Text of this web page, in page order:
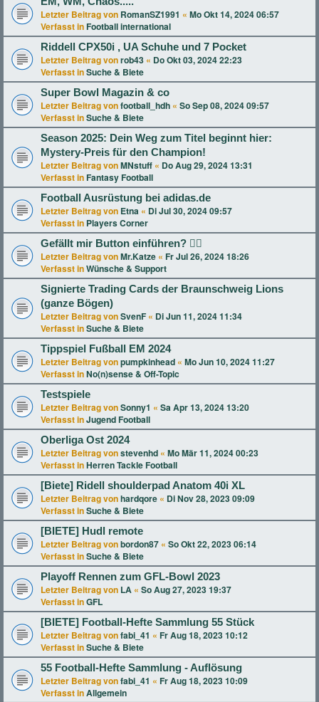
Letzter Beitrag von RomanSZ1991 « Mo Okt 14, 2024 06:57
Verfasst in Football international
Riddell CPX50i , UA Schuhe und 7 Pocket
Letzter Beitrag vonrob43 « Do Okt 03, 2024 22:23
Verfasst inSuche & Biete
Super Bowl Magazin & co
Letzter Beitrag vonfootball_hdh « So Sep 08, 2024 09:57
Verfasst inSuche & Biete
Season 2025: Dein Weg zum Titel beginnt hier:
Mystery-Preis für den Champion!
Letzter Beitrag vonMNstuff « Do Aug 29, 2024 13:31
Verfasst in Fantasy Football
Football Ausrüstung bei adidas.de
Letzter Beitrag von Etna « Di Jul 30, 2024 09:57
Verfasst in Players Corner
Gefällt mir Button einführen? 👍🏻
Letzter Beitrag vonMr.Katze « Fr Jul 26, 2024 18:26
Verfasst inWünsche & Support
Signierte Trading Cards der Braunschweig Lions
(ganze Bögen)
Letzter Beitrag vonSvenF « Di Jun 11, 2024 11:34
Verfasst inSuche & Biete
Tippspiel Fußball EM 2024
Letzter Beitrag vonpumpkinhead « Mo Jun 10, 2024 11:27
Verfasst inNo(n)sense & Off-Topic
Testspiele
Letzter Beitrag vonSonny1 « Sa Apr 13, 2024 13:20
Verfasst inJugend Football
Oberliga Ost 2024
Letzter Beitrag vonstevenhd « Mo Mär 11, 2024 00:23
Verfasst inHerren Tackle Football
[Biete] Ridell shoulderpad Anatom 40i XL
Letzter Beitrag vonhardqore « Di Nov 28, 2023 09:09
Verfasst inSuche & Biete
[BIETE] Hudl remote
Letzter Beitrag vonbordon87 « So Okt 22, 2023 06:14
Verfasst inSuche & Biete
Playoff Rennen zum GFL-Bowl 2023
Letzter Beitrag von LA « So Aug 27, 2023 19:37
Verfasst inGFL
[BIETE] Football-Hefte Sammlung 55 Stück
Letzter Beitrag vonfabi_41 « Fr Aug 18, 2023 10:12
Verfasst inSuche & Biete
55 Football-Hefte Sammlung - Auflösung
Letzter Beitrag vonfabi_41 « Fr Aug 18, 2023 10:09
Verfasst inAllgemein